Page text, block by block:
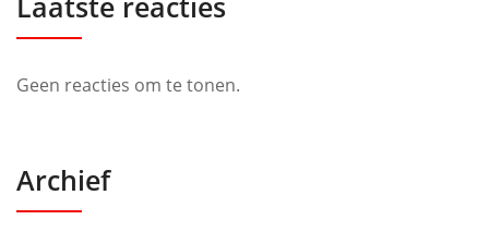
Geen reacties om te tonen.
Archief